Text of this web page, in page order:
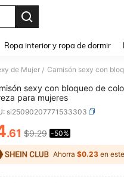
Ropa interior y ropa de dormir
de Mujer /
sexy con bloqueo de
para mujeres
si25090207771533303
AND
.61 $9.29 -50%
Ahorra $0.23 en